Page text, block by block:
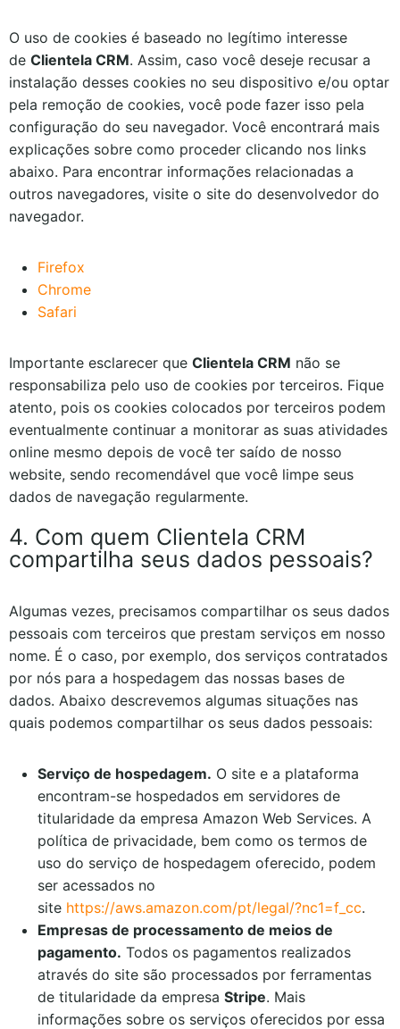
O uso de cookies é baseado no legítimo interesse
de Clientela CRM. Assim, caso você deseje recusar a
instalação desses cookies no seu dispositivo e/ou optar
pela remoção de cookies, você pode fazer isso pela
configuração do seu navegador. Você encontrará mais
explicações sobre como proceder clicando nos links
abaixo. Para encontrar informações relacionadas a
outros navegadores, visite o site do desenvolvedor do
navegador.
Firefox
Chrome
Safari
Importante esclarecer que Clientela CRM não se
responsabiliza pelo uso de cookies por terceiros. Fique
atento, pois os cookies colocados por terceiros podem
eventualmente continuar a monitorar as suas atividades
online mesmo depois de você ter saído de nosso
website, sendo recomendável que você limpe seus
dados de navegação regularmente.
4. Com quem Clientela CRM
compartilha seus dados pessoais?
Algumas vezes, precisamos compartilhar os seus dados
pessoais com terceiros que prestam serviços em nosso
nome. É o caso, por exemplo, dos serviços contratados
por nós para a hospedagem das nossas bases de
dados. Abaixo descrevemos algumas situações nas
quais podemos compartilhar os seus dados pessoais:
Serviço de hospedagem. O site e a plataforma
encontram-se hospedados em servidores de
titularidade da empresa Amazon Web Services. A
política de privacidade, bem como os termos de
uso do serviço de hospedagem oferecido, podem
ser acessados no
site https://aws.amazon.com/pt/legal/?nc1=f_cc.
Empresas de processamento de meios de
pagamento. Todos os pagamentos realizados
através do site são processados por ferramentas
de titularidade da empresa Stripe. Mais
informações sobre os serviços oferecidos por essa